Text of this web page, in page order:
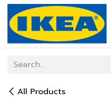
Skip to Content
All Products